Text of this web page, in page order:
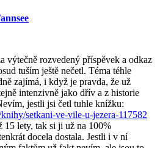
výtečně rozvedený příspěvek a odkaz
tuším ještě nečetl. Téma téhle
zajímá, i když je pravda, že už
intenzivně jako dřív a z historie
jestli jsi četl tuhle knížku:
setkani-ve-vile-u-jezera-117582
15 lety, tak si ji už na 100%
docela dostala. Jestli i v ní